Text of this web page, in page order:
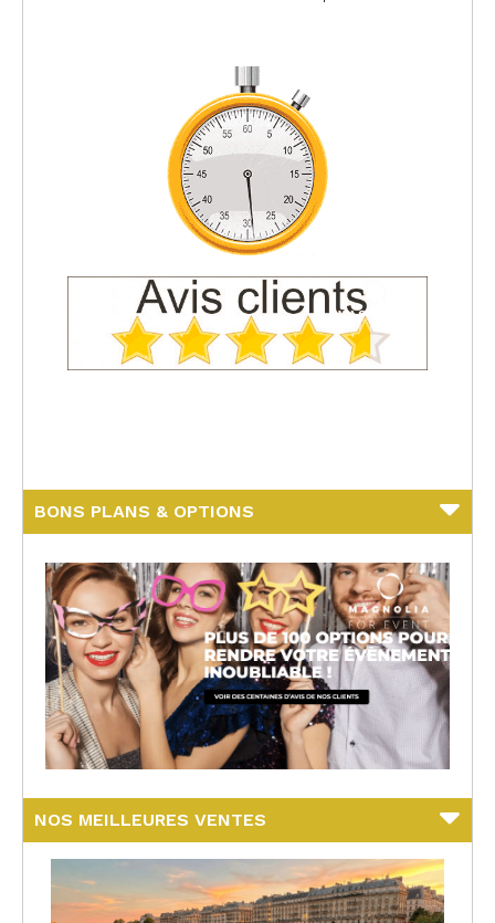
BONS PLANS & OPTIONS
NOS MEILLEURES VENTES